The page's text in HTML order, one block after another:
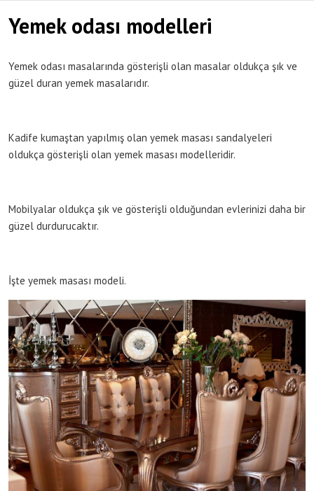
Yemek odası modelleri
Yemek odası masalarında gösterişli olan masalar oldukça şık ve
güzel duran yemek masalarıdır.
Kadife kumaştan yapılmış olan yemek masası sandalyeleri
oldukça gösterişli olan yemek masası modelleridir.
Mobilyalar oldukça şık ve gösterişli olduğundan evlerinizi daha bir
güzel durdurucaktır.
İşte yemek masası modeli.